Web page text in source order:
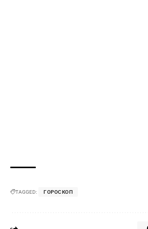
TAGGED: ГОРОСКОП